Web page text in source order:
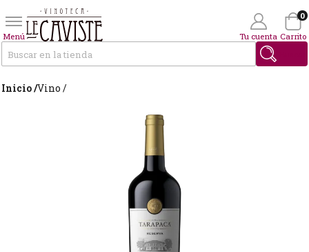
Menú Tu cuenta Carrito
0
Inicio /Vino /